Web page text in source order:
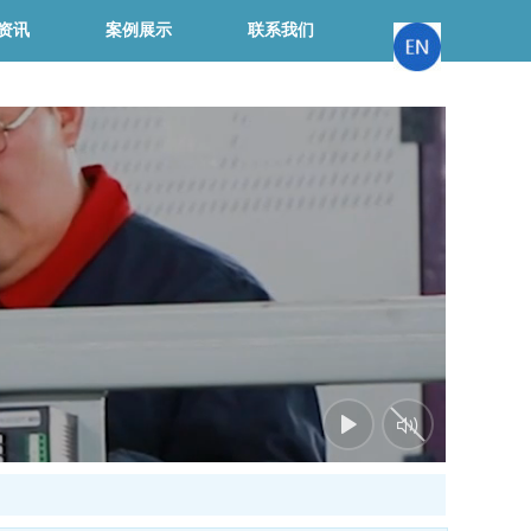
讯 案例展示 联系我们